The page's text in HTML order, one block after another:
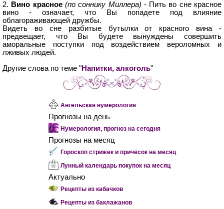
2. Вино красное (по соннику Миллера) - Пить во сне красное
вино - означает, что Вы попадете под влияние
облагораживающей дружбы.
Видеть во сне разбитые бутылки от красного вина -
предвещает, что Вы будете вынуждены совершить
аморальные поступки под воздействием вероломных и
лживых людей.
Другие слова по теме "Напитки, алкоголь"
Ангельская нумерология
Прогнозы на день
Нумерология, прогноз на сегодня
Прогнозы на месяц
Гороскоп стрижек и причёсок на месяц
Лунный календарь покупок на месяц
Актуально
Рецепты из кабачков
Рецепты из баклажанов